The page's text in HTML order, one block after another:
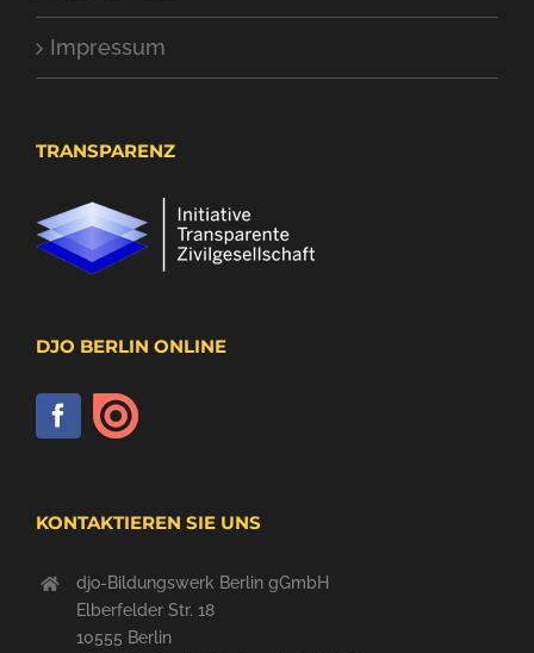
Impressum
TRANSPARENZ
DJO BERLIN ONLINE
KONTAKTIEREN SIE UNS
djo-Bildungswerk Berlin gGmbH
Elberfelder Str. 18
10555 Berlin